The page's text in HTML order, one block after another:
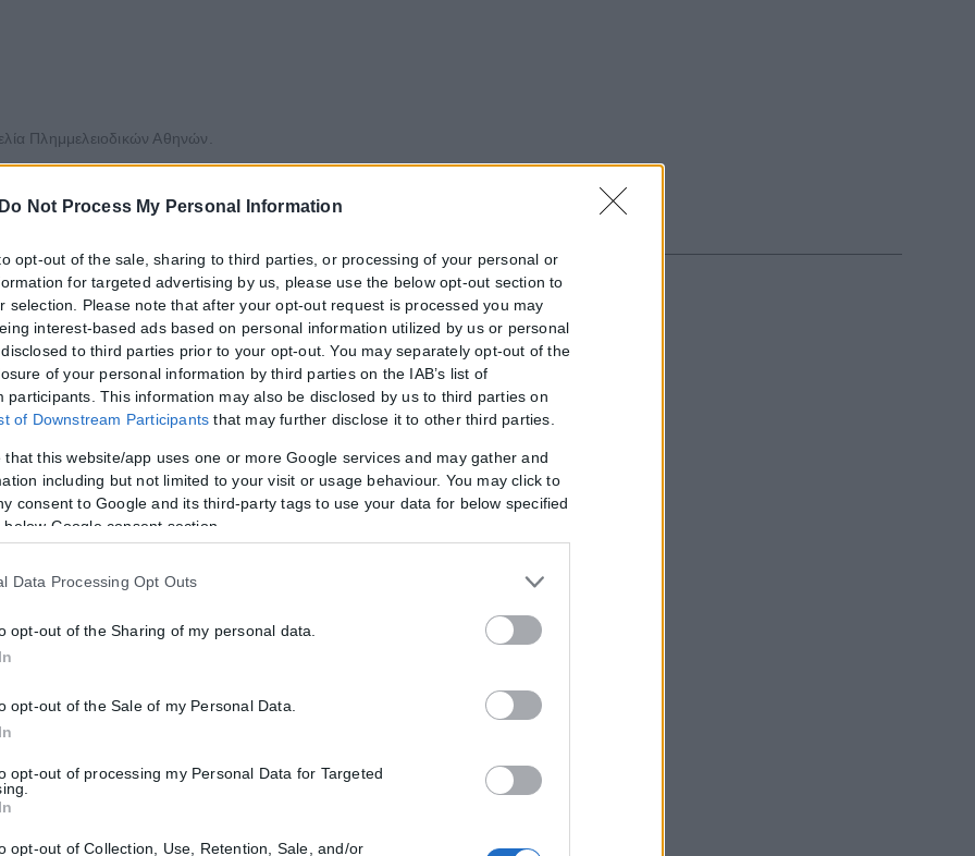
Do Not Process My Personal Information
opt-out of the sale, sharing to third parties, or processing of your personal or
for targeted advertising by us, please use the below opt-out section to
selection. Please note that after your opt-out request is processed you may
interest-based ads based on personal information utilized by us or personal
to third parties prior to your opt-out. You may separately opt-out of the
of your personal information by third parties on the IAB’s list of
participants. This information may also be disclosed by us to third parties on
of Downstream Participants that may further disclose it to other third parties.
that this website/app uses one or more Google services and may gather and
including but not limited to your visit or usage behaviour. You may click to
consent to Google and its third-party tags to use your data for below specified
Google consent section.
Data Processing Opt Outs
opt-out of the Sharing of my personal data.
opt-out of the Sale of my Personal Data.
opt-out of processing my Personal Data for Targeted
opt-out of Collection, Use, Retention, Sale, and/or
Πλημμελειοδικών Αθηνών.
ή διαβατήριο τα ταξίδια στο εξωτερικό
ταυτότητες παύουν να ισχύουν ως ταξιδιωτικά έγγραφα για το εξωτερικό, με...
για την κρατική αρωγή προς τους πυρόπληκτους
περιοχές που επλήγησαν από τις πρόσφατες πυρκαγιές, με τις αρμόδιες αρχές...